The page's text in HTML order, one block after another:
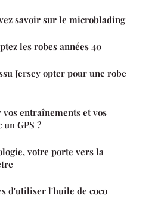
savoir sur le microblading
les robes années 40
Jersey opter pour une robe
entraînements et vos
GPS ?
votre porte vers la
d'utiliser l'huile de coco